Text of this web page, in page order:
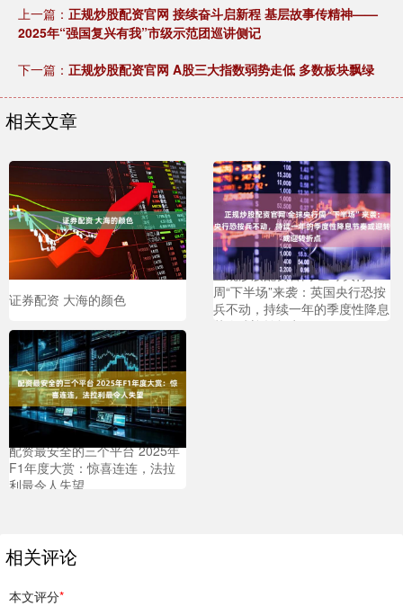
上一篇： 正规炒股配资官网 接续奋斗启新程 基层故事传精神——
2025年“强国复兴有我”市级示范团巡讲侧记
下一篇： 正规炒股配资官网 A股三大指数弱势走低 多数板块飘绿
相关文章
证券配资 大海的颜色
正规炒股配资官网 全球央行
周“下半场”来袭：英国央行恐按
兵不动，持续一年的季度性降息
节奏或迎转折点
配资最安全的三个平台 2025年
F1年度大赏：惊喜连连，法拉
利最令人失望
相关评论
本文评分*